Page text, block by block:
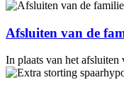
Afsluiten van de
In plaats van het